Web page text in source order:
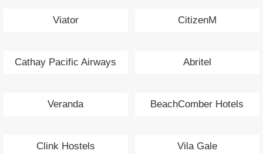
Viator CitizenM
Cathay Pacific Airways Abritel
Veranda BeachComber Hotels
Clink Hostels Vila Gale